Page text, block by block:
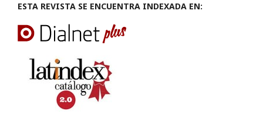
ESTA REVISTA SE ENCUENTRA INDEXADA EN: